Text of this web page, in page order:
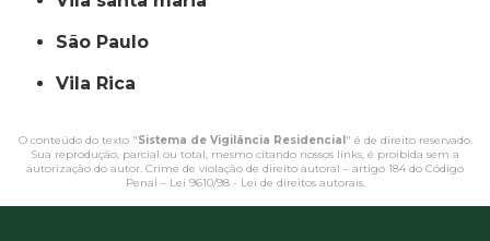
São Paulo
Vila Rica
O conteúdo do texto "Sistema de Vigilância Residencial" é de direito reservado.
Sua reprodução, parcial ou total, mesmo citando nossos links, é proibida sem a
autorização do autor. Crime de violação de direito autoral – artigo 184 do Código
Penal – Lei 9610/98 - Lei de direitos autorais.